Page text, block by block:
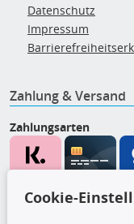
Datenschutz
Impressum
Zahlung & Versand
Zahlungsarten
Cookie-